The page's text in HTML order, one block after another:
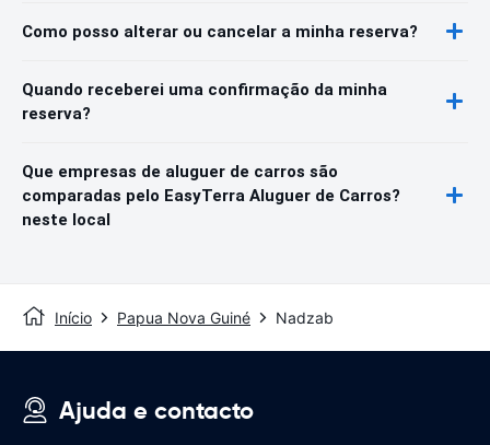
Como posso alterar ou cancelar a minha reserva?
Quando receberei uma confirmação da minha
reserva?
Que empresas de aluguer de carros são
comparadas pelo EasyTerra Aluguer de Carros?
neste local
Início Papua Nova Guiné Nadzab
Ajuda e contacto